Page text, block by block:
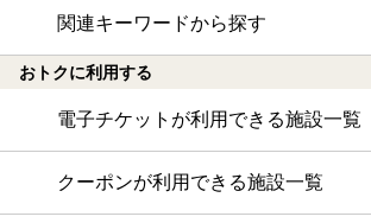
関連キーワードから探す
おトクに利用する
電子チケットが利用できる施設一覧
クーポンが利用できる施設一覧